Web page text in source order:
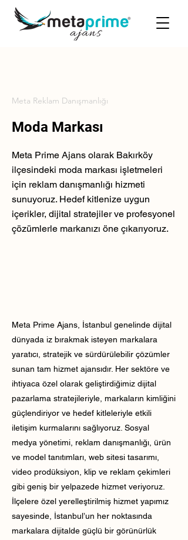
Meta Reklam Danışmanlığı
Moda Markası
Meta Prime Ajans olarak Bakırköy
ilçesindeki moda markası işletmeleri
için reklam danışmanlığı hizmeti
sunuyoruz. Hedef kitlenize uygun
içerikler, dijital stratejiler ve profesyonel
çözümlerle markanızı öne çıkarıyoruz.
Meta Prime Ajans, İstanbul genelinde dijital
dünyada iz bırakmak isteyen markalara
yaratıcı, stratejik ve sürdürülebilir çözümler
sunan tam hizmet ajansıdır. Her sektöre ve
ihtiyaca özel olarak geliştirdiğimiz dijital
pazarlama stratejileriyle, markaların kimliğini
güçlendiriyor ve hedef kitleleriyle etkili
iletişim kurmalarını sağlıyoruz. Sosyal
medya yönetimi, reklam danışmanlığı, ürün
ve model tanıtımları, web sitesi tasarımı,
video prodüksiyon, klip ve reklam çekimleri
gibi geniş bir yelpazede hizmet veriyoruz.
İlçelere özel yerelleştirilmiş hizmet yapımız
sayesinde, İstanbul’un her noktasında
markalara dijitalde güçlü bir görünürlük